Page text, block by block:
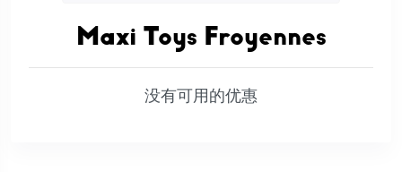
Maxi Toys Froyennes
没有可用的优惠